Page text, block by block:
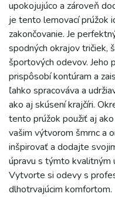
upokojujúco a zároveň
je tento lemovací prúžok
zakončovanie. Je
spodných okrajov tričiek,
športových odevov. Jeho
prispôsobí kontúram a
ľahko spracováva a
ako aj skúsení krajčíri.
tento prúžok použiť aj
vašim výtvorom šmrnc a
inšpirovať a dodajte
úpravu s týmto kvalitným
Vytvorte si odevy s
dlhotrvajúcim komfortom.